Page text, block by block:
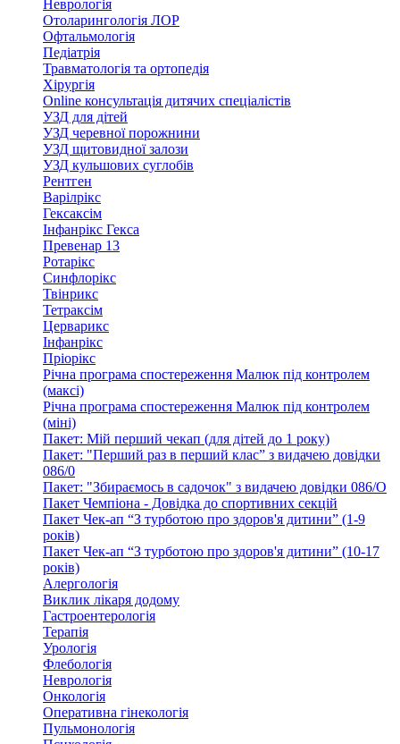
Неврологія
Отоларингологія ЛОР
Офтальмологія
Педіатрія
Травматологія та ортопедія
Хірургія
Online консультація дитячих спеціалістів
УЗД для дітей
УЗД черевної порожнини
УЗД щитовидної залози
УЗД кульшових суглобів
Рентген
Варілрікс
Гексаксім
Інфанрікс Гекса
Превенар 13
Ротарікс
Синфлорікс
Твінрикс
Тетраксім
Церварикс
Інфанрікс
Пріорікс
Річна програма спостереження Малюк під контролем
(максі)
Річна програма спостереження Малюк під контролем
(міні)
Пакет: Мій перший чекап (для дітей до 1 року)
Пакет: "Перший раз в перший клас” з видачею довідки
086/0
Пакет: "Збираємось в садочок" з видачею довідки 086/О
Пакет Чемпіона - Довідка до спортивних секцій
Пакет Чек-ап “З турботою про здоров'я дитини” (1-9
років)
Пакет Чек-ап “З турботою про здоров'я дитини” (10-17
років)
Алергологія
Виклик лікаря додому
Гастроентерологія
Терапія
Урологія
Флебологія
Неврологія
Онкологія
Оперативна гінекологія
Пульмонологія